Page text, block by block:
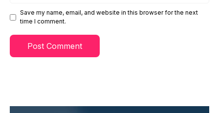
Save my name, email, and website in this browser for the next
time I comment.